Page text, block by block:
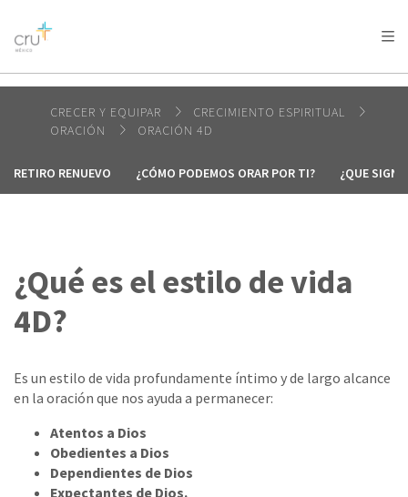
AFRICA
AMERICA / CARIBBEAN
OCEANIA
CRECER Y EQUIPAR
CRECIMIENTO ESPIRITUAL
ORACIÓN
ORACIÓN 4D
RETIRO RENUEVO ¿CÓMO PODEMOS ORAR POR TI? ¿QUE
¿Qué es el estilo de vida
4D?
Es un estilo de vida profundamente íntimo y de largo alcance
en la oración que nos ayuda a permanecer:
Atentos a Dios
Obedientes a Dios
Dependientes de Dios
Expectantes de Dios.